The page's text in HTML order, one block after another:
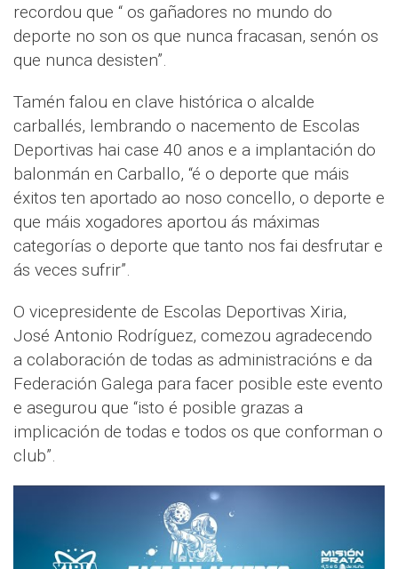
recordou que “ os gañadores no mundo do
deporte no son os que nunca fracasan, senón os
que nunca desisten”.
Tamén falou en clave histórica o alcalde
carballés, lembrando o nacemento de Escolas
Deportivas hai case 40 anos e a implantación do
balonmán en Carballo, “é o deporte que máis
éxitos ten aportado ao noso concello, o deporte e
que máis xogadores aportou ás máximas
categorías o deporte que tanto nos fai desfrutar e
ás veces sufrir”.
O vicepresidente de Escolas Deportivas Xiria,
José Antonio Rodríguez, comezou agradecendo
a colaboración de todas as administracións e da
Federación Galega para facer posible este evento
e asegurou que “isto é posible grazas a
implicación de todas e todos os que conforman o
club”.